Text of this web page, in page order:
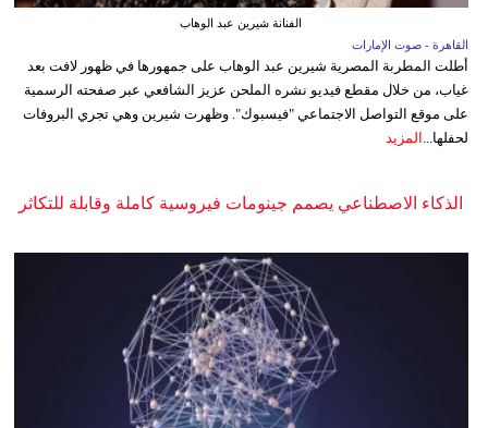
الفنانة شيرين عبد الوهاب
القاهرة - صوت الإمارات
أطلت المطربة المصرية شيرين عبد الوهاب على جمهورها في ظهور لافت بعد
غياب، من خلال مقطع فيديو نشره الملحن عزيز الشافعي عبر صفحته الرسمية
على موقع التواصل الاجتماعي "فيسبوك". وظهرت شيرين وهي تجري البروفات
لحفلها... المزيد
الذكاء الاصطناعي يصمم جينومات فيروسية كاملة وقابلة للتكاثر